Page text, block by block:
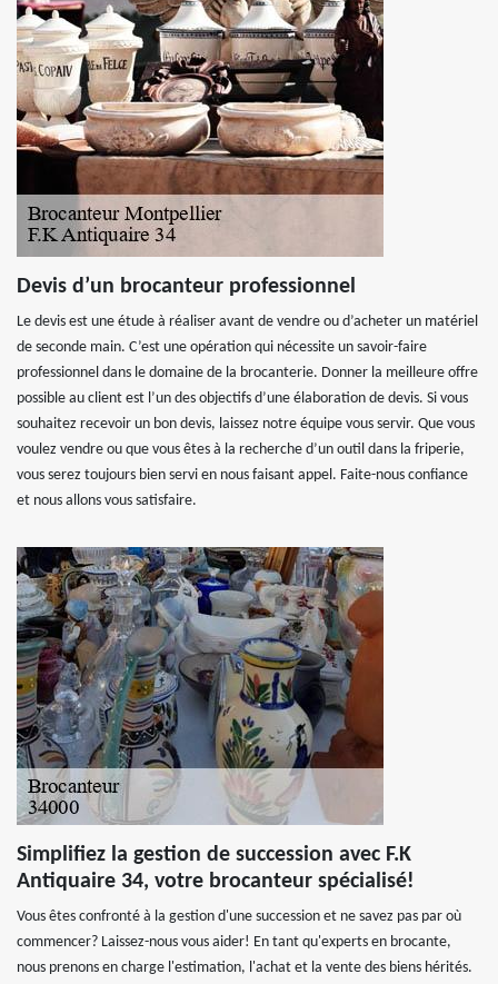
Devis d’un brocanteur professionnel
Le devis est une étude à réaliser avant de vendre ou d’acheter un matériel
de seconde main. C’est une opération qui nécessite un savoir-faire
professionnel dans le domaine de la brocanterie. Donner la meilleure offre
possible au client est l’un des objectifs d’une élaboration de devis. Si vous
souhaitez recevoir un bon devis, laissez notre équipe vous servir. Que vous
voulez vendre ou que vous êtes à la recherche d’un outil dans la friperie,
vous serez toujours bien servi en nous faisant appel. Faite-nous confiance
et nous allons vous satisfaire.
Simplifiez la gestion de succession avec F.K
Antiquaire 34, votre brocanteur spécialisé!
Vous êtes confronté à la gestion d'une succession et ne savez pas par où
commencer? Laissez-nous vous aider! En tant qu'experts en brocante,
nous prenons en charge l'estimation, l'achat et la vente des biens hérités.